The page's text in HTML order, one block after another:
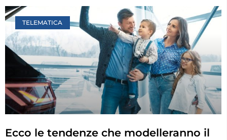
TELEMATICA
Ecco le tendenze che modelleranno il